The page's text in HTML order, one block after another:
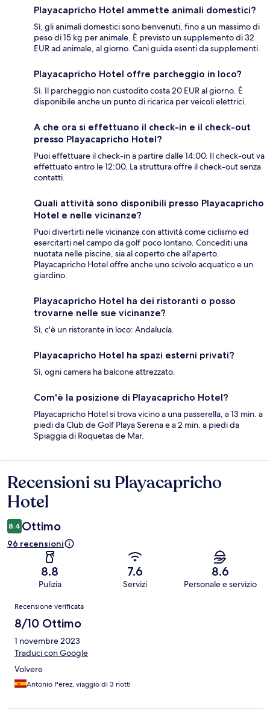
Playacapricho Hotel ammette animali domestici?
Sì, gli animali domestici sono benvenuti, fino a un massimo di
peso di 15 kg per animale. È previsto un supplemento di 32
EUR ad animale, al giorno. Cani guida esenti da supplementi.
Playacapricho Hotel offre parcheggio in loco?
Sì. Il parcheggio non custodito costa 20 EUR al giorno. È
disponibile anche un punto di ricarica per veicoli elettrici.
A che ora si effettuano il check-in e il check-out
presso Playacapricho Hotel?
Puoi effettuare il check-in a partire dalle 14:00. Il check-out va
effettuato entro le 12:00. La struttura offre il check-out senza
contatti.
Quali attività sono disponibili presso Playacapricho
Hotel e nelle vicinanze?
Puoi divertirti nelle vicinanze con attività come ciclismo ed
esercitarti nel campo da golf poco lontano. Concediti una
nuotata nelle piscine, sia al coperto che all'aperto.
Playacapricho Hotel offre anche uno scivolo acquatico e un
giardino.
Playacapricho Hotel ha dei ristoranti o posso
trovarne nelle sue vicinanze?
Sì, c'è un ristorante in loco: Andalucía.
Playacapricho Hotel ha spazi esterni privati?
Sì, ogni camera ha balcone attrezzato.
Com'è la posizione di Playacapricho Hotel?
Playacapricho Hotel si trova vicino a una passerella, a 13 min. a
piedi da Club de Golf Playa Serena e a 2 min. a piedi da
Spiaggia di Roquetas de Mar.
Recensioni
Recensioni su Playacapricho
Hotel
8.4 Ottimo
96 recensioni
8.8
Pulizia
7.6
Servizi
8.6
Personale e servizio
Recensioni
Recensione verificata
8/10 Ottimo
1 novembre 2023
Traduci con Google
Volvere
Antonio Perez, viaggio di 3 notti